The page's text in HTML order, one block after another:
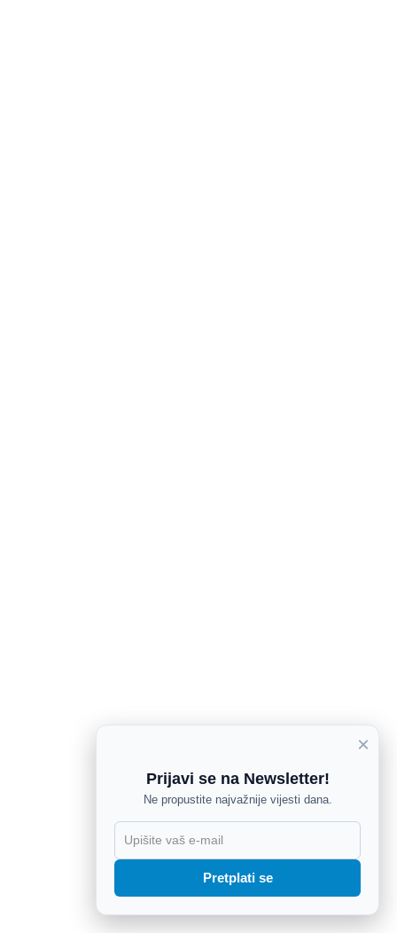
×
Prijavi se na Newsletter!
Ne propustite najvažnije vijesti dana.
Pretplati se